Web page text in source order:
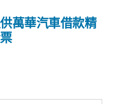
萬華汽車借款精